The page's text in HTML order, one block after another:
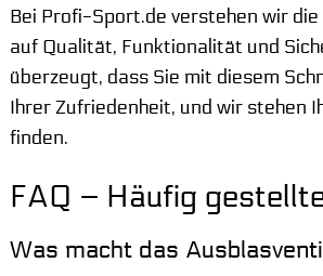
Bei Profi-Sport.de verstehen wir
auf Qualität, Funktionalität und
überzeugt, dass Sie mit diesem
Ihrer Zufriedenheit, und wir stehen
finden.
FAQ – Häufig
Was macht das